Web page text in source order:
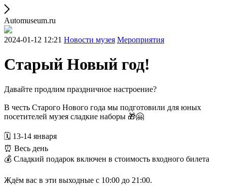
Automuseum.ru
2024-01-12 12:21 Новости музея Мероприятия
Старый Новый год!
Давайте продлим праздничное настроение?
В честь Старого Нового года мы подготовили для юных
посетителей музея сладкие наборы 🎁🤗
🗓 13-14 января
⏰ Весь день
💰 Сладкий подарок включен в стоимость входного билета
Ждём вас в эти выходные с 10:00 до 21:00.